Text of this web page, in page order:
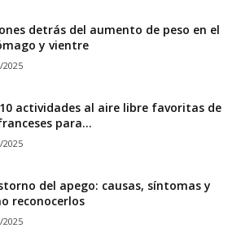
detrás del aumento de peso en el
y vientre
2025
actividades al aire libre favoritas de
para...
2025
del apego: causas, síntomas y
reconocerlos
2025